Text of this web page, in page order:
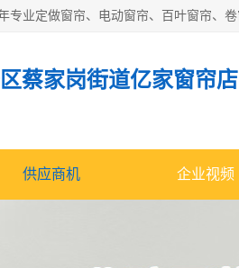
蔡家岗街道亿家窗帘店
供应商机 企业视频